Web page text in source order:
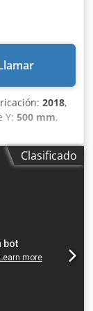
del
2018,
Y: 500 mm,
10,000
W, número de
una capacidad
de
de
Clasificado